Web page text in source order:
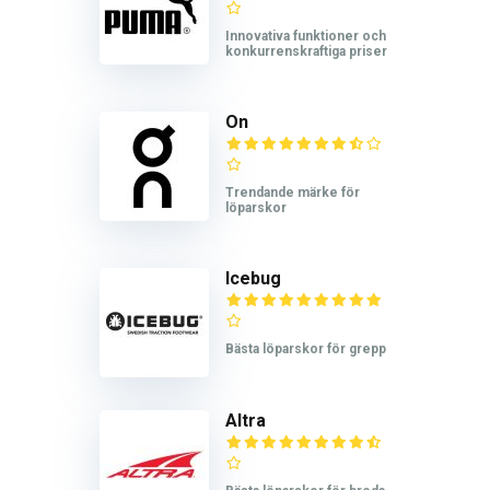
Innovativa funktioner och
konkurrenskraftiga priser
On
Trendande märke för
löparskor
Icebug
Bästa löparskor för grepp
Altra